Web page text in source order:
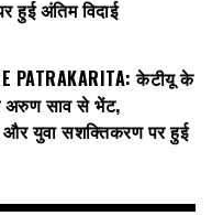
हुई अंतिम विदाई
PATRAKARITA: केटीयू के
अरुण साव से भेंट,
और युवा सशक्तिकरण पर हुई